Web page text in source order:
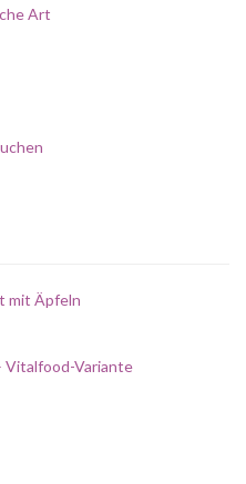
Art
mit Äpfeln
Vitalfood-Variante